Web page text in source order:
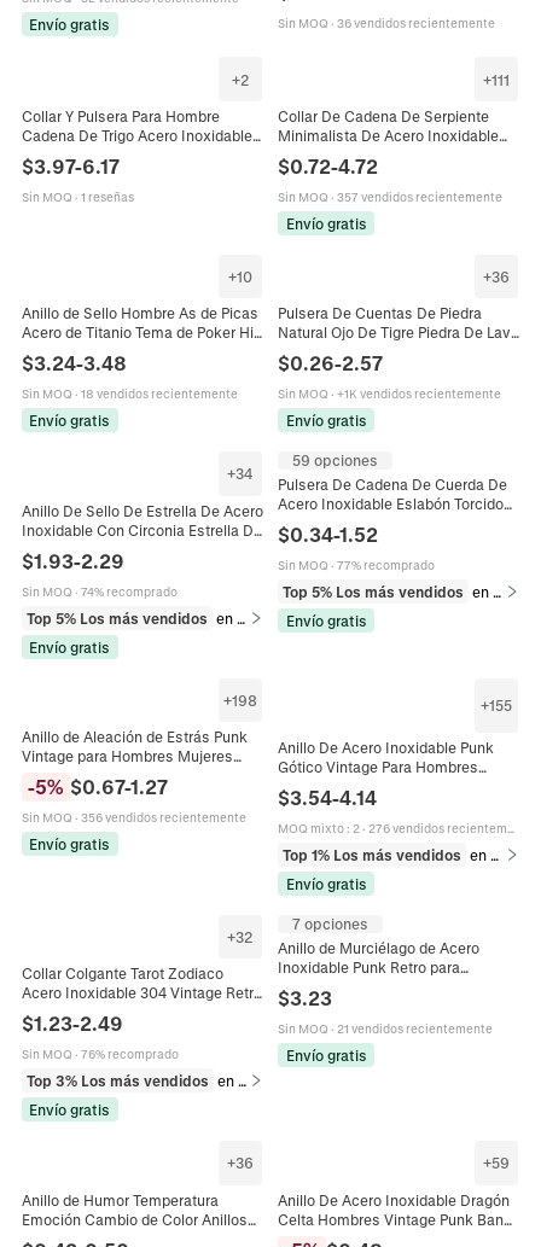
Envío gratis Sin MOQ · 36 vendidos recientemente
+2
Collar Y Pulsera Para Hombre
Cadena De Trigo Acero Inoxidable
Trenzado Spiga Link Hip Hop Punk
Gótico Joyería
$3.97-6.17
Sin MOQ · 1 reseñas
+111
Collar De Cadena De Serpiente
Minimalista De Acero Inoxidable
Chapado En Oro De 18K Al Vacío
Para Hombres Y Mujeres
$0.72-4.72
Sin MOQ · 357 vendidos recientemente
Envío gratis
+10
Anillo de Sello Hombre As de Picas
Acero de Titanio Tema de Poker Hip
Hop Street Style Joyería Para Niños
Regalos Biker
$3.24-3.48
Sin MOQ · 18 vendidos recientemente
Envío gratis
+36
Pulsera De Cuentas De Piedra
Natural Ojo De Tigre Piedra De Lava
Ágata Elástica Hecha A Mano
Unisex
$0.26-2.57
Sin MOQ · +1K vendidos recientemente
Envío gratis
+34
Anillo De Sello De Estrella De Acero
Inoxidable Con Circonia Estrella De
Oro Unisex
$1.93-2.29
Sin MOQ · 74% recomprado
Top 5% Los más vendidos
Envío gratis
59 opciones
Pulsera De Cadena De Cuerda De
Acero Inoxidable Eslabón Torcido
Hip Hop Punk Para Hombre Mujer
$0.34-1.52
Sin MOQ · 77% recomprado
Top 5% Los más vendidos
en Pulseras
Envío gratis
+198
Anillo de Aleación de Estrás Punk
Vintage para Hombres Mujeres
Gótico Patrón Águila Calavera
Tótem Joyería Retro
-5% $0.67-1.27
Sin MOQ · 356 vendidos recientemente
Envío gratis
+155
Anillo De Acero Inoxidable Punk
Gótico Vintage Para Hombres
Animal Motor Biker Joyería De
Moda
$3.54-4.14
MOQ mixto: 2· 276 vendidos recientemente
Top 1% Los más vendidos
Envío gratis
+32
Collar Colgante Tarot Zodiaco
Acero Inoxidable 304 Vintage Retro
Placa Constelación Rectangular
Cadena Bordillo Joyas Hombre
Mujer
$1.23-2.49
Sin MOQ · 76% recomprado
Top 3% Los más vendidos
en Collares
Envío gratis
7 opciones
Anillo de Murciélago de Acero
Inoxidable Punk Retro para
Antigua Anillo de Banda de Animal
$3.23
Sin MOQ · 21 vendidos recientemente
Envío gratis
+36
Anillo de Humor Temperatura
Emoción Cambio de Color Anillos
+59
Anillo De Acero Inoxidable Dragón
Celta Hombres Vintage Punk Band